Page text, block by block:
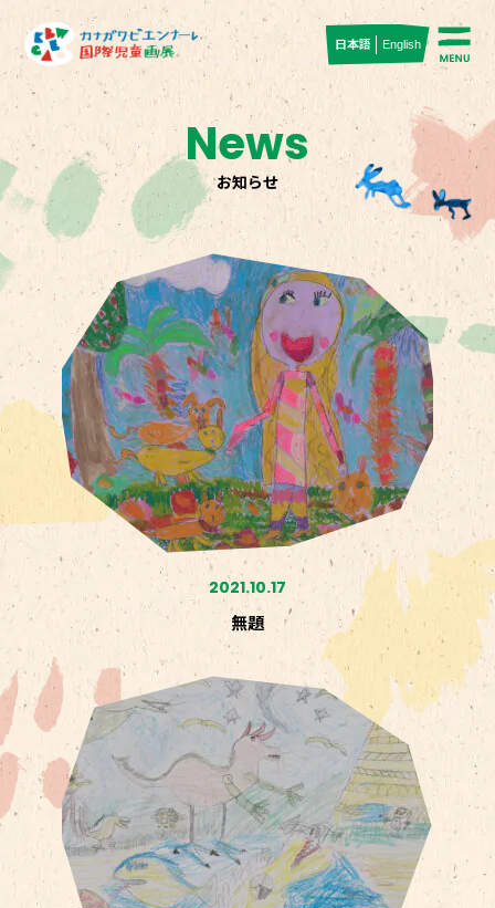
English
日本語
News
お知らせ
2021.10.17
無題